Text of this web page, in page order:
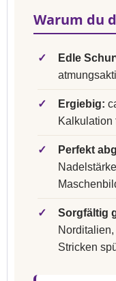
Warum du
✓ Edle
✓ Ergiebig:
Kalkulation
✓ Perfekt
✓ Sorgfältig
Stricken